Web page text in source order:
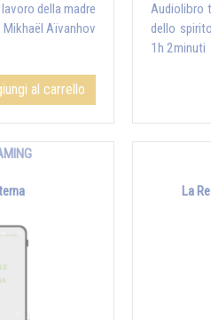
della madre
Aïvanhov
al carrello
Audiolibro
dello
1h 2minuti
La